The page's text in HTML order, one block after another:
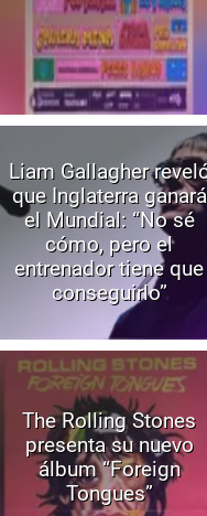
Liam Gallagher
que Inglaterra ganará
el Mundial: “No sé
cómo, pero el
entrenador tiene que
conseguirlo”
The Rolling Stones
presenta su nuevo
álbum “Foreign
Tongues”